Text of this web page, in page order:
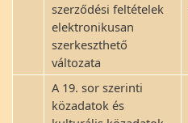
szerződési feltételek
elektronikusan
szerkeszthető
változata
A 19. sor szerinti
közadatok és